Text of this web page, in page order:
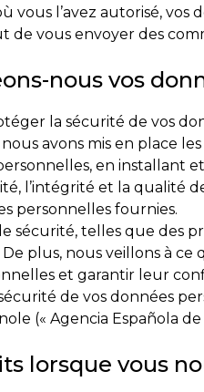
vous l’avez autorisé,
de vous envoyer des
nous vos
la sécurité de vos
avons mis en place
en installant
l’intégrité et la qualité
personnelles fournies.
sécurité, telles que des
plus, nous veillons à
et garantir leur
de vos données
(« Agencia Española
lorsque vous